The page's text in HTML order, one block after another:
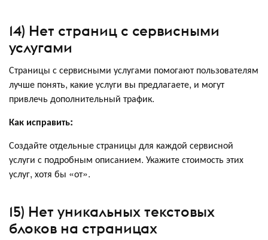
14) Нет страниц с сервисными
услугами
Страницы с сервисными услугами помогают пользователям
лучше понять, какие услуги вы предлагаете, и могут
привлечь дополнительный трафик.
Как исправить:
Создайте отдельные страницы для каждой сервисной
услуги с подробным описанием. Укажите стоимость этих
услуг, хотя бы «от».
15) Нет уникальных текстовых
блоков на страницах